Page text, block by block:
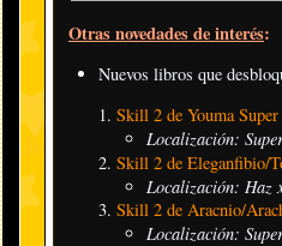
Otras novedades de interés:
Nuevos libros que
Skill 2 de Youma
Localización:
Skill 2 de Eleganfibio/
Localización: Haz
Skill 2 de Aracnio/
Localización: